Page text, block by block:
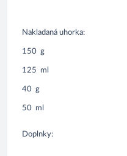
Nakladaná uhorka:
150 g
125 ml
40 g
50 ml
Doplnky: